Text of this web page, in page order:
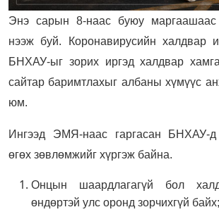
Энэ сарын 8-наас буюу
нээж буй. Коронавирусийн халдвар
БНХАУ-ыг зорих иргэд халдвар
сайтар баримтлахыг албаны хүмүүс
юм.
Ингээд ЭМЯ-наас гаргасан БНХАУ-д
өгөх зөвлөмжийг хүргэж байна.
Онцын шаардлагагүй бол
өндөртэй улс оронд зорчихгүй байх;